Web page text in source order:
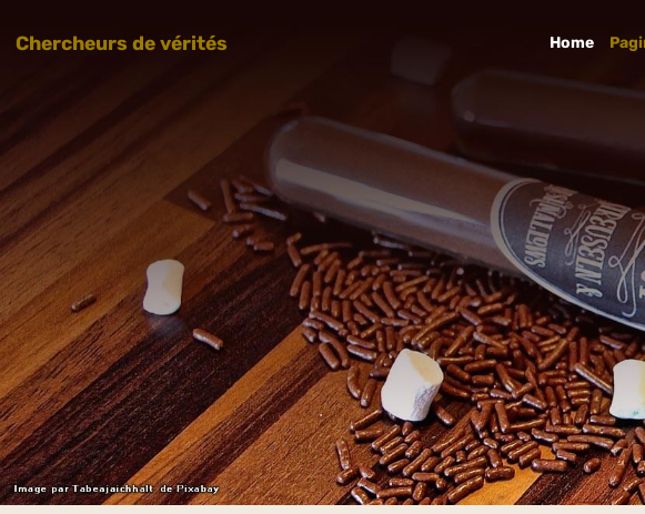
Chercheurs de vérités Home